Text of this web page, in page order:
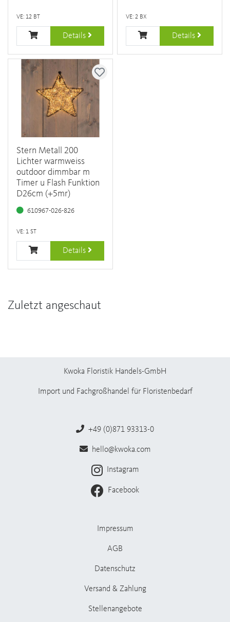
VE: 12 BT
Details
VE: 2 BX
Details
Stern Metall 200
Lichter warmweiss
outdoor dimmbar m
Timer u Flash Funktion
D26cm (+5mr)
610967-026-826
VE: 1 ST
Details
Zuletzt angeschaut
Kwoka Floristik Handels-GmbH
Import und Fachgroßhandel für Floristenbedarf
+49 (0)871 93313-0
hello@kwoka.com
Instagram
Facebook
Impressum
AGB
Datenschutz
Versand & Zahlung
Stellenangebote